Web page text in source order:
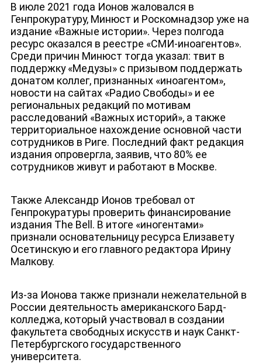
ЮТУБ-КАНАЛ
В июле 2021 года Ионов жаловался в
Генпрокуратуру, Минюст и Роскомнадзор уже на
издание «Важные истории». Через полгода
ресурс оказался в реестре «СМИ-иноагентов».
Среди причин Минюст тогда указал: твит в
поддержку «Медузы» с призывом поддержать
донатом коллег, признанных «иноагентом»,
новости на сайтах «Радио Свободы» и ее
региональных редакций по мотивам
расследований «Важных историй», а также
территориальное нахождение основной части
сотрудников в Риге. Последний факт редакция
издания опровергла, заявив, что 80% ее
сотрудников живут и работают в Москве.
Также Александр Ионов требовал от
Генпрокуратуры проверить финансирование
издания The Bell. В итоге «иногентами»
признали основательницу ресурса Елизавету
Осетинскую и его главного редактора Ирину
Малкову.
Из-за Ионова также признали нежелательной в
России деятельность американского Бард-
колледжа, который участвовал в создании
факультета свободных искусств и наук Санкт-
Петербургского государственного
университета.